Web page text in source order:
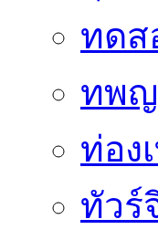
ทดส
ทพ
ท่อง
ทัวร์